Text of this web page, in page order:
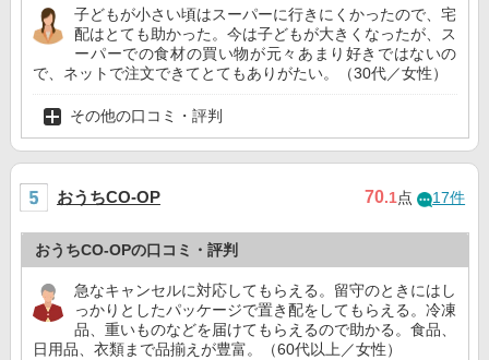
子どもが小さい頃はスーパーに行きにくかったので、宅
配はとても助かった。今は子どもが大きくなったが、ス
ーパーでの食材の買い物が元々あまり好きではないの
で、ネットで注文できてとてもありがたい。（30代／女性）
その他の口コミ・評判
おうちCO-OP 70.1点 17件
おうちCO-OPの口コミ・評判
急なキャンセルに対応してもらえる。留守のときにはし
っかりとしたパッケージで置き配をしてもらえる。冷凍
品、重いものなどを届けてもらえるので助かる。食品、
日用品、衣類まで品揃えが豊富。（60代以上／女性）